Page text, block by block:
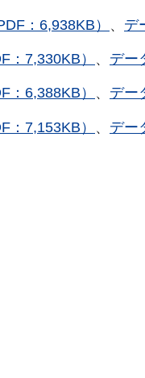
：6,938KB） 、 デ
：7,330KB） 、 デー
：6,388KB） 、 デー
：7,153KB） 、 デー